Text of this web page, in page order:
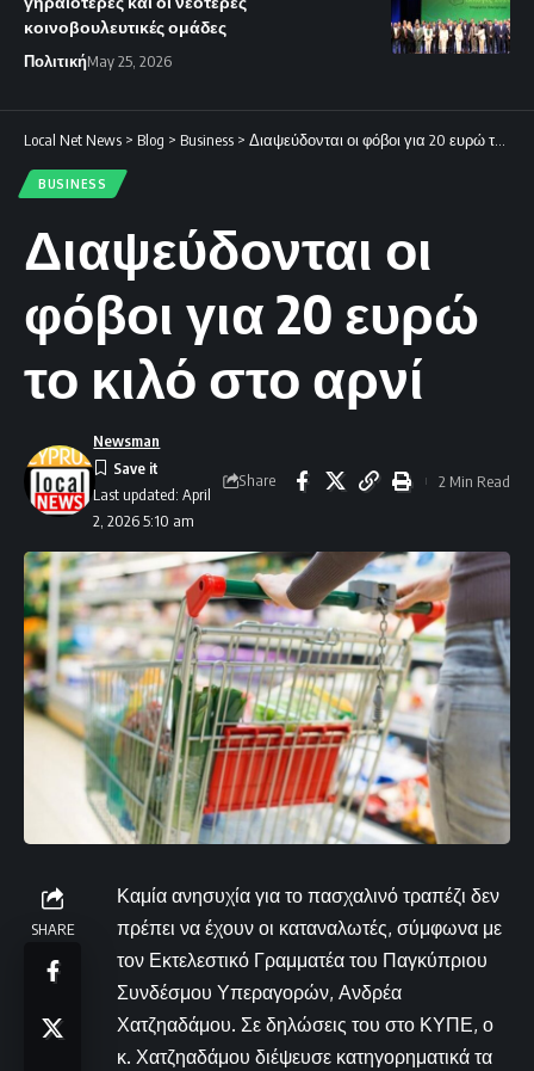
κοινοβουλευτικές ομάδες
ΠολιτικήMay 25, 2026
Local Net News > Blog > Business > Διαψεύδονται οι φόβοι για 20 ευρώ το κιλό στο αρνί
BUSINESS
Διαψεύδονται οι
φόβοι για 20 ευρώ
το κιλό στο αρνί
Last updated: April
2, 2026 5:10 am
Newsman
Share 2 Min Read
SHARE
Καμία ανησυχία για το πασχαλινό τραπέζι δεν
πρέπει να έχουν οι καταναλωτές, σύμφωνα με
τον Εκτελεστικό Γραμματέα του Παγκύπριου
Συνδέσμου Υπεραγορών, Ανδρέα
Χατζηαδάμου. Σε δηλώσεις του στο ΚΥΠΕ, ο
κ. Χατζηαδάμου διέψευσε κατηγορηματικά τα